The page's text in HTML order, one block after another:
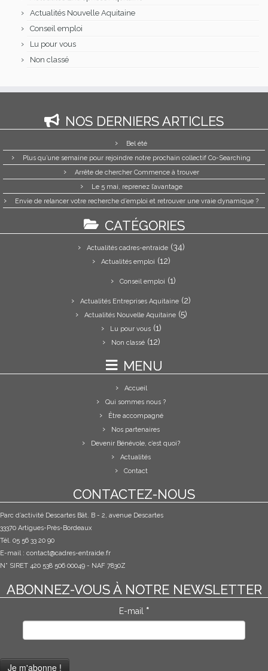
Actualités Nouvelle Aquitaine
Conseil emploi
Lu pour vous
Non classé
NOS DERNIERS ARTICLES
Bel été
Plus qu’une semaine pour rejoindre notre prochain collectif Co-Searching
Arrête de chercher Commence à trouver
Le 5 mai, reprenez l’avantage
Envie de relancer votre recherche d’emploi et retrouver une vraie dynamique ?
CATÉGORIES
Actualités cadres-entraide(34)
Actualités emploi (12)
Conseil emploi (1)
Actualités Entreprises Aquitaine (2)
Actualités Nouvelle Aquitaine(5)
Lu pour vous(1)
Non classé(12)
MENU
Accueil
Qui sommes nous ?
Être accompagné
Nos partenaires
Devenir Bénévole, c’est quoi?
Actualités
Contact
CONTACTEZ-NOUS
Parc d’activité Descartes Bât. B - 2, avenue Descartes
33370 Artigues-Près-Bordeaux
Tél. 05 56 33 20 90
E-mail : contact@cadres-entraide.fr
N° SIRET 420 538 506 00049 - NAF 7830Z
ABONNEZ-VOUS À NOTRE NEWSLETTER
E-mail *